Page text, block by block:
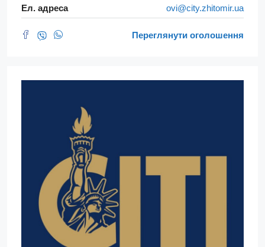
Ел. адреса ovi@city.zhitomir.ua
Переглянути оголошення